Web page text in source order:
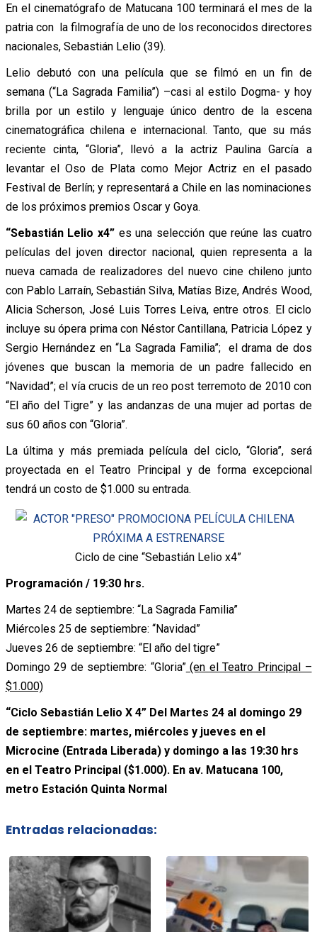
En el cinematógrafo de Matucana 100 terminará el mes de la
patria con la filmografía de uno de los reconocidos directores
nacionales, Sebastián Lelio (39).
Lelio debutó con una película que se filmó en un fin de
semana (“La Sagrada Familia”) –casi al estilo Dogma- y hoy
brilla por un estilo y lenguaje único dentro de la escena
cinematográfica chilena e internacional. Tanto, que su más
reciente cinta, “Gloria”, llevó a la actriz Paulina García a
levantar el Oso de Plata como Mejor Actriz en el pasado
Festival de Berlín; y representará a Chile en las nominaciones
de los próximos premios Oscar y Goya.
“Sebastián Lelio x4”es una selección que reúne las cuatro
películas del joven director nacional, quien representa a la
nueva camada de realizadores del nuevo cine chileno junto
con Pablo Larraín, Sebastián Silva, Matías Bize, Andrés Wood,
Alicia Scherson, José Luis Torres Leiva, entre otros. El ciclo
incluye su ópera prima con Néstor Cantillana, Patricia López y
Sergio Hernández en “La Sagrada Familia”; el drama de dos
jóvenes que buscan la memoria de un padre fallecido en
“Navidad”; el vía crucis de un reo post terremoto de 2010 con
“El año del Tigre” y las andanzas de una mujer ad portas de
sus 60 años con “Gloria”.
La última y más premiada película del ciclo, “Gloria”, será
proyectada en el Teatro Principal y de forma excepcional
tendrá un costo de $1.000 su entrada.
Ciclo de cine “Sebastián Lelio x4”
Programación / 19:30 hrs.
Martes 24 de septiembre: “La Sagrada Familia”
Miércoles 25 de septiembre: “Navidad”
Jueves 26 de septiembre: “El año del tigre”
Domingo 29 de septiembre: “Gloria”(en el Teatro Principal –
$1.000)
“Ciclo Sebastián Lelio X 4” Del Martes 24 al domingo 29
de septiembre: martes, miércoles y jueves en el
Microcine (Entrada Liberada) y domingo a las 19:30 hrs
en el Teatro Principal ($1.000). En av. Matucana 100,
metro Estación Quinta Normal
Entradas relacionadas: